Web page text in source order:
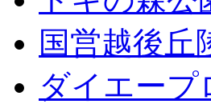
国営越後丘
ダイエー